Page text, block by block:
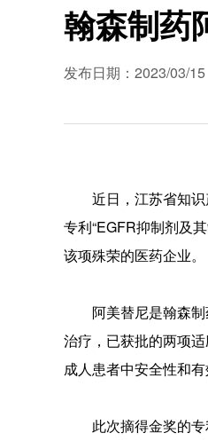
翰森制药
发布日期：2023/03/15
近日，江苏省知识
专利“EGFR抑制剂及
该项殊荣的医药企业。
阿美替尼是翰森制
治疗，已获批的两项
成人患者中安全性和
此次摘得金奖的专